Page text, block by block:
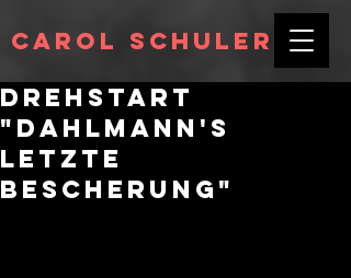
Carol Schuler
Drehstart
"Dahlmann's
letzte
Bescherung"